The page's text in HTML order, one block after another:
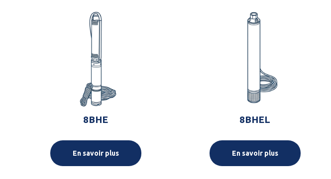
8BHE
En savoir plus
8BHEL
En savoir plus